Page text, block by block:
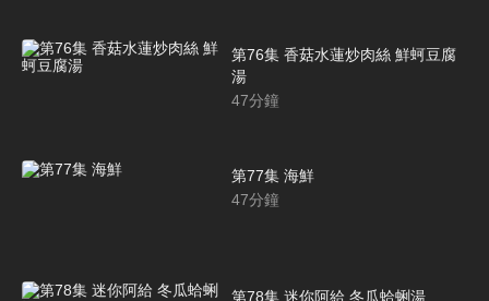
第76集 香菇水蓮炒肉絲 鮮蚵豆腐
湯
47分鐘
第77集 海鮮
47分鐘
第78集 迷你阿給 冬瓜蛤蜊湯